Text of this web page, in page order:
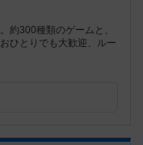
約300種類のゲームと、
ひとりでも大歓迎、ルー